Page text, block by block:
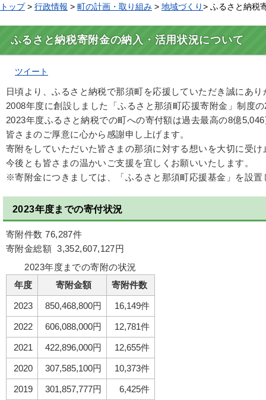
トップ> 行政情報 > 町の計画・取り組み > 地域づくり> ふるさと納税
ふるさと納税寄附金の納入・活用状況について
ツイート
日頃より、ふるさと納税で那須町を応援していただき誠にあり
2008年度に創設しました「ふるさと那須町応援寄附金」制度
2023年度ふるさと納税での町への寄付額は過去最高の8億5,046
皆さまのご厚意に心から感謝申し上げます。
寄附をしていただいた皆さまの那須に対する想いを大切に受
今後とも皆さまの温かいご支援を宜しくお願いいたします。
※寄附金につきましては、「ふるさと那須町応援基金」を設置
2023年度までの寄付状況
寄附件数 76,287件
寄附金総額 3,352,607,127円
2023年度までの寄附の状況
年度
寄附金額 寄附件数
2023 850,468,800円 16,149件
2022 606,088,000円 12,781件
2021 422,896,000円 12,655件
2020 307,585,100円 10,373件
2019 301,857,777円 6,425件